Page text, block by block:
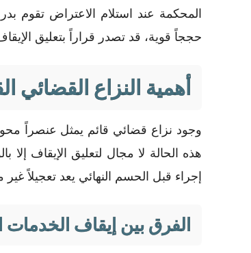
المحكمة عند استلام الاعتراض تقوم
حججاً قوية، قد تصدر قراراً بتعليق
أهمية النزاع القضائي
وجود نزاع قضائي قائم يمثل عنصراً
هذه الحالة لا مجال لتعليق الإيقاف
إجراء قبل الحسم النهائي يعد تعجيلاً غير
الفرق بين إيقاف الخدمات